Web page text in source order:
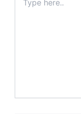
here..